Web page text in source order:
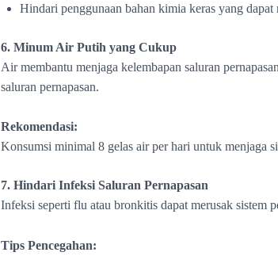
Hindari penggunaan bahan kimia keras yang dapat
6. Minum Air Putih yang Cukup
Air membantu menjaga kelembapan saluran
saluran pernapasan.
Rekomendasi:
Konsumsi minimal 8 gelas air per hari untuk menjaga
7. Hindari Infeksi Saluran Pernapasan
Infeksi seperti flu atau bronkitis dapat merusak sistem
Tips Pencegahan: